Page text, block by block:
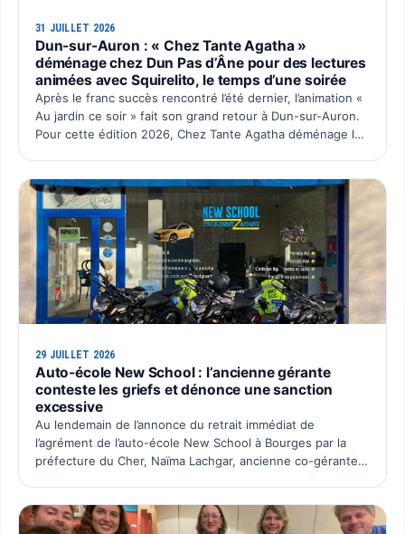
31 JUILLET 2026
Dun-sur-Auron : « Chez Tante Agatha »
déménage chez Dun Pas d’Âne pour des lectures
animées avec Squirelito, le temps d’une soirée
Après le franc succès rencontré l’été dernier, l’animation «
Au jardin ce soir » fait son grand retour à Dun-sur-Auron.
Pour cette édition 2026, Chez Tante Agatha déménage le
29 JUILLET 2026
Auto-école New School : l’ancienne gérante
conteste les griefs et dénonce une sanction
excessive
Au lendemain de l’annonce du retrait immédiat de
l’agrément de l’auto-école New School à Bourges par la
préfecture du Cher, Naïma Lachgar, ancienne co-gérante